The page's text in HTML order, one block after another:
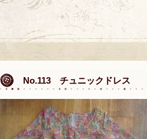
No.113 チュニックドレス